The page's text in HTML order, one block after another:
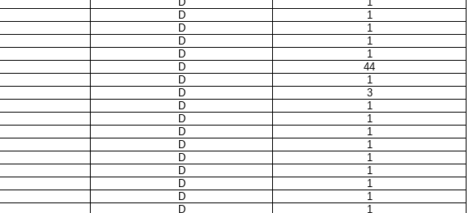
D
1
D
1
D
1
D
1
D
44
D
1
D
3
D
1
D
1
D
1
D
1
D
1
D
1
D
1
D
1
D
1